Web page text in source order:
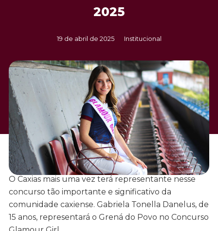
2025
19 de abril de 2025 Institucional
O Caxias mais uma vez terá representante nesse
concurso tão importante e significativo da
comunidade caxiense. Gabriela Tonella Danelus, de
15 anos, representará o Grená do Povo no Concurso